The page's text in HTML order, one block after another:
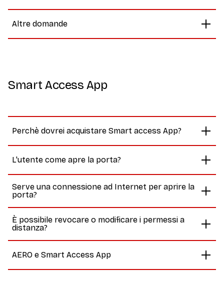
Altre domande
Smart Access App
Perchè dovrei acquistare Smart access App?
L'utente come apre la porta?
Serve una connessione ad Internet per aprire la
porta?
È possibile revocare o modificare i permessi a
distanza?
AERO e Smart Access App